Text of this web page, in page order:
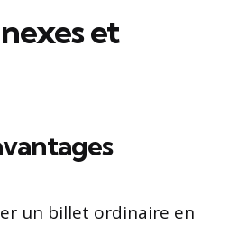
et
un billet ordinaire en